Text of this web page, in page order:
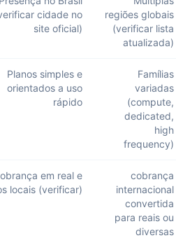
cidade no
site oficial)
regiões globais
(verificar lista
atualizada)
Planos simples e
orientados a uso
rápido
Famílias
variadas
(compute,
dedicated,
high
frequency)
em real e
locais (verificar)
cobrança
internacional
convertida
para reais ou
diversas